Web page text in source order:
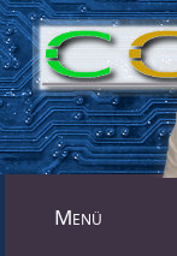
Mastodon
Menü